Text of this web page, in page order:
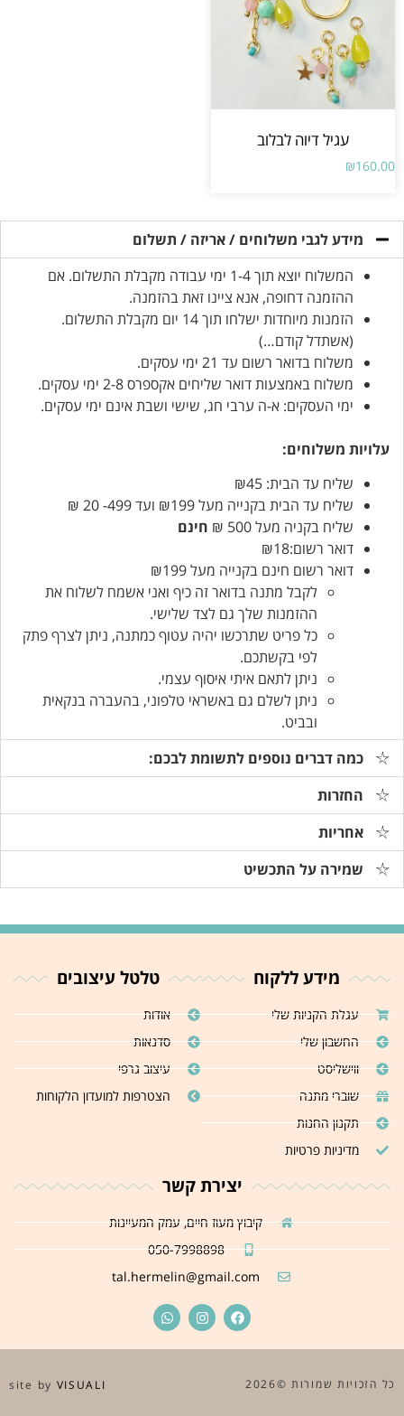
עגיל דיוה לבלוב
₪160.00
מידע לגבי משלוחים / אריזה / תשלום
המשלוח יוצא תוך 1-4 ימי עבודה מקבלת התשלום. אם
ההזמנה דחופה, אנא ציינו זאת בהזמנה.
הזמנות מיוחדות ישלחו תוך 14 יום מקבלת התשלום.
(אשתדל קודם…)
משלוח בדואר רשום עד 21 ימי עסקים.
משלוח באמצעות דואר שליחים אקספרס 2-8 ימי עסקים.
ימי העסקים: א-ה ערבי חג, שישי ושבת אינם ימי עסקים.
עלויות משלוחים:
שליח עד הבית: ₪45
שליח עד הבית בקנייה מעל ₪199 ועד 499- 20 ₪
שליח בקניה מעל 500 ₪
חינם
דואר רשום:₪18
דואר רשום חינם בקנייה מעל ₪199
לקבל מתנה בדואר זה כיף ואני אשמח לשלוח את
ההזמנות שלך גם לצד שלישי.
כל פריט שתרכשו יהיה עטוף כמתנה, ניתן לצרף פתק
לפי בקשתכם.
ניתן לתאם איתי איסוף עצמי.
ניתן לשלם גם באשראי טלפוני, בהעברה בנקאית
ובביט.
כמה דברים נוספים לתשומת לבכם:
החזרות
אחריות
שמירה על התכשיט
מידע ללקוח
עגלת הקניות שלי
החשבון שלי
ווישליסט
שוברי מתנה
תקנון החנות
מדיניות פרטיות
טלטל עיצובים
אודות
סדנאות
עיצוב גרפי
הצטרפות למועדון הלקוחות
יצירת קשר
קיבוץ מעוז חיים, עמק המעיינות
050-7998898
tal.hermelin@gmail.com
כל הזכויות שמורות ©2026 site byVISUALI